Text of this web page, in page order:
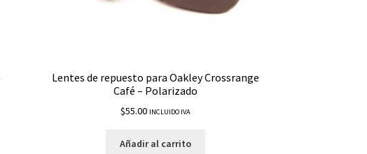
Lentes de repuesto para Oakley Crossrange
Café – Polarizado
$55.00 INCLUIDO IVA
Añadir al carrito